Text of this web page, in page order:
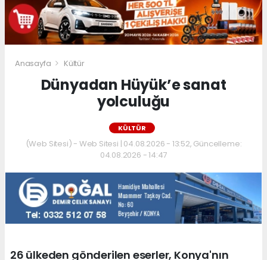
Anasayfa Kültür
Dünyadan Hüyük’e sanat
yolculuğu
KÜLTÜR
(Web Sitesi) - Web Sitesi | 04.08.2026 - 13:52, Güncelleme:
04.08.2026 - 14:47
26 ülkeden gönderilen eserler, Konya'nın